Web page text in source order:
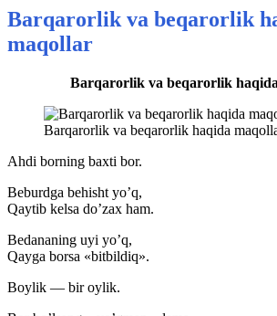
Barqarorlik va beqarorlik
maqollar
Barqarorlik va beqarorlik
Barqarorlik va beqarorlik haqida
Ahdi borning baxti bor.
Beburdga behisht yo’q,
Qaytib kelsa do’zax ham.
Bedananing uyi yo’q,
Qayga borsa «bitbildiq».
Boylik — bir oylik.